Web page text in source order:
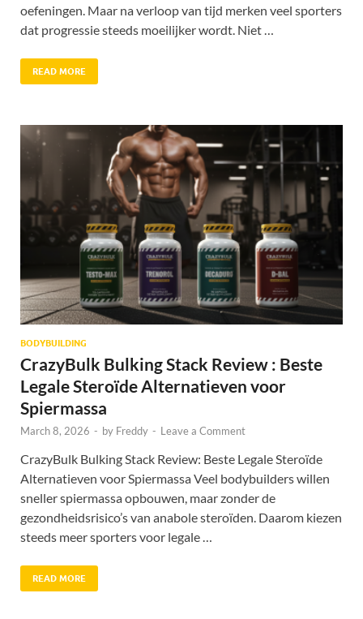
oefeningen. Maar na verloop van tijd merken veel sporters
dat progressie steeds moeilijker wordt. Niet …
READ MORE
BODYBUILDING
CrazyBulk Bulking Stack Review : Beste
Legale Steroïde Alternatieven voor
Spiermassa
March 8, 2026 - by Freddy - Leave a Comment
CrazyBulk Bulking Stack Review: Beste Legale Steroïde
Alternatieven voor Spiermassa Veel bodybuilders willen
sneller spiermassa opbouwen, maar zonder de
gezondheidsrisico’s van anabole steroïden. Daarom kiezen
steeds meer sporters voor legale …
READ MORE